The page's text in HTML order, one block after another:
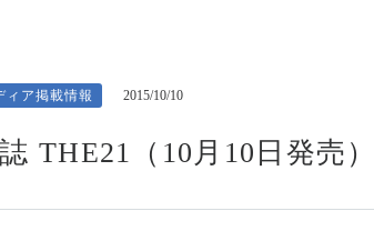
アルムナイの方はこち
ィア掲載情報 2015/10/10
THE21（10月10日発売